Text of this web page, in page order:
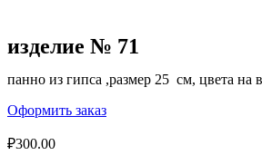
изделие № 71
панно из гипса ,размер 25 см, цвета
Оформить заказ
₽300.00